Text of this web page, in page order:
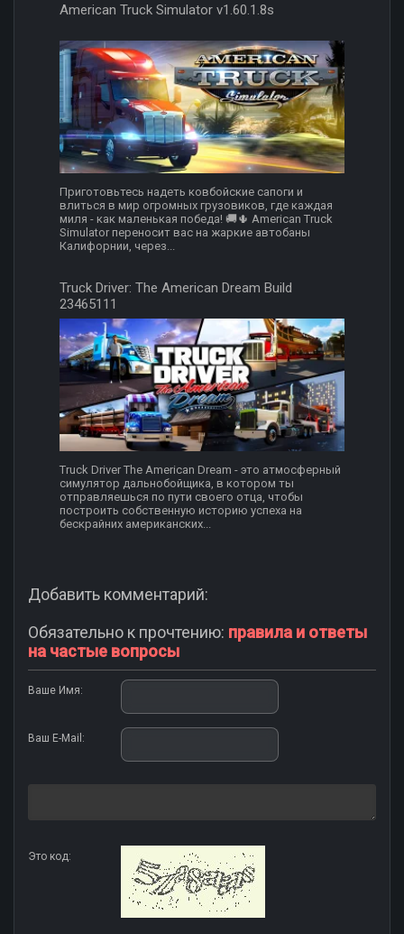
American Truck Simulator v1.60.1.8s
Приготовьтесь надеть ковбойские сапоги и
влиться в мир огромных грузовиков, где каждая
миля - как маленькая победа! 🚚🌵 American Truck
Simulator переносит вас на жаркие автобаны
Калифорнии, через...
Truck Driver: The American Dream Build
23465111
Truck Driver The American Dream - это атмосферный
симулятор дальнобойщика, в котором ты
отправляешься по пути своего отца, чтобы
построить собственную историю успеха на
бескрайних американских...
Добавить комментарий:
Обязательно к прочтению: правила и ответы
на частые вопросы
Ваше Имя:
Ваш E-Mail:
Это код: